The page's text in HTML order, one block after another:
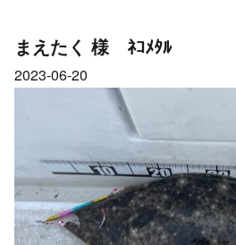
まえたく 様 ﾈｺﾒﾀﾙ
2023-06-20